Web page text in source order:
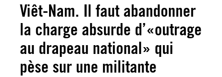
Viêt-Nam. Il faut abandonner
la charge absurde d’«outrage
au drapeau national» qui
pèse sur une militante